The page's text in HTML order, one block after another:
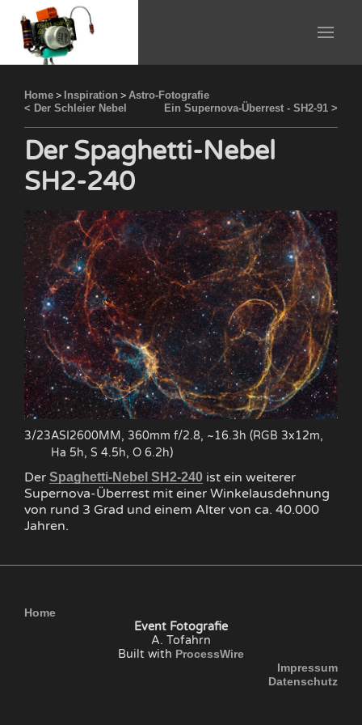
Home > Inspiration > Astro-Fotografie
< Der Schleier Nebel
Ein Supernova-Überrest - SH2-91 >
Der Spaghetti-Nebel
SH2-240
3/23ASI2600MM, 360mm f/2.8, ~16.3h (RGB 3x12m,
Ha 5h, S 4.5h, O 6.2h)
Der Spaghetti-Nebel SH2-240 ist ein weiterer
Supernova-Überrest mit einer Winkelausdehnung
von rund 3 Grad und einem Alter von ca. 40.000
Jahren.
Home
Event Fotografie
A. Tofahrn
Built with ProcessWire
Impressum
Datenschutz